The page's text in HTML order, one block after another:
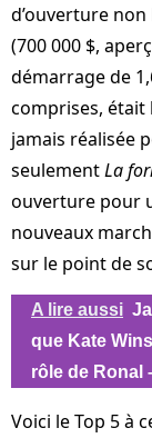
d’ouverture non
(700 000 $,
démarrage de
comprises,
jamais réalisée
seulementLa
ouverture pour
nouveaux
sur le point de
A lire aussi
que Kate
rôle de Ronal
Voici le Top 5 à